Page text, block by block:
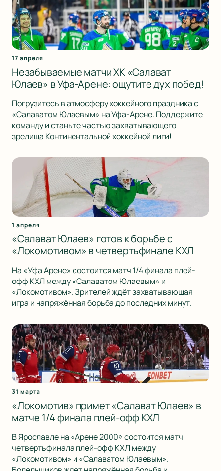
17 апреля
Незабываемые матчи ХК «Салават
Юлаев» в Уфа-Арене: ощутите дух побед!
Погрузитесь в атмосферу хоккейного праздника с
«Салаватом Юлаевым» на Уфа-Арене. Поддержите
команду и станьте частью захватывающего
зрелища Континентальной хоккейной лиги!
1 апреля
«Салават Юлаев» готов к борьбе с
«Локомотивом» в четвертьфинале КХЛ
На «Уфа Арене» состоится матч 1/4 финала плей-
офф КХЛ между «Салаватом Юлаевым» и
«Локомотивом». Зрителей ждёт захватывающая
игра и напряжённая борьба до последних минут.
31 марта
«Локомотив» примет «Салават Юлаев» в
матче 1/4 финала плей-офф КХЛ
В Ярославле на «Арене 2000» состоится матч
четвертьфинала плей-офф КХЛ между
«Локомотивом» и «Салаватом Юлаевым».